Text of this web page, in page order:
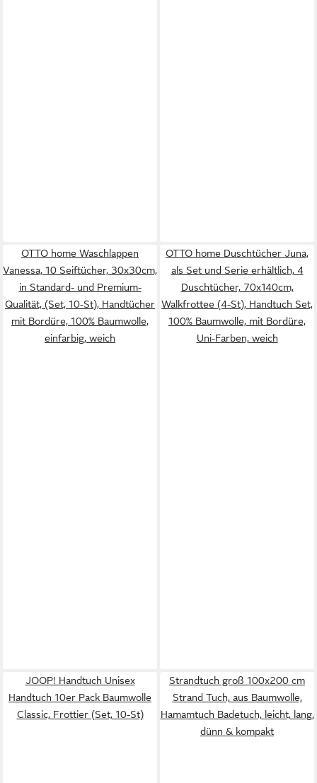
OTTO home Waschlappen
Vanessa, 10 Seiftücher, 30x30cm,
in Standard- und Premium-
Qualität, (Set, 10-St), Handtücher
mit Bordüre, 100% Baumwolle,
einfarbig, weich
OTTO home Duschtücher Juna,
als Set und Serie erhältlich, 4
Duschtücher, 70x140cm,
Walkfrottee (4-St), Handtuch Set,
100% Baumwolle, mit Bordüre,
Uni-Farben, weich
JOOP! Handtuch Unisex
Handtuch 10er Pack Baumwolle
Classic, Frottier (Set, 10-St)
Strandtuch groß 100x200 cm
Strand Tuch, aus Baumwolle,
Hamamtuch Badetuch, leicht, lang,
dünn & kompakt